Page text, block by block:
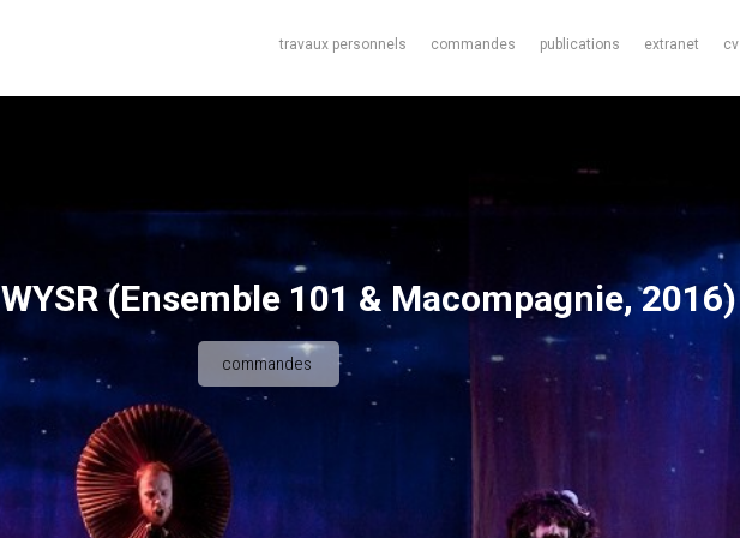
travaux personnels commandes publications extranet cv
WYSR (Ensemble 101 & Macompagnie, 2016)
commandes